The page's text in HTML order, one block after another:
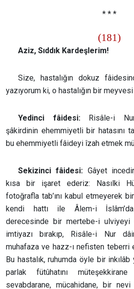
* * *
(181)
Aziz, Sıddık Kardeşlerim!
Size, hastalığın dokuz
yazıyorum ki, o hastalığın bir meyvesi
Yedinci fâidesi:Risâle-i
şâkirdinin ehemmiyetli bir hatasını
bu ehemmiyetli fâideyi îzah etmek
Sekizinci fâidesi: Gâyet
kısa bir işaret ederiz: Nasılki
fotoğrafla tab’ını kabul etmeyerek
kendi hattı ile Âlem-i
derecesinde bir mertebe-i
imtiyazı bırakıp, Risâle-i Nur
muhafaza ve hazz-ı nefisten teberri
Bu hastalık, ruhumda öyle bir inkılâb
parlak fütûhatını
sevabdarane, mücahidane, bir